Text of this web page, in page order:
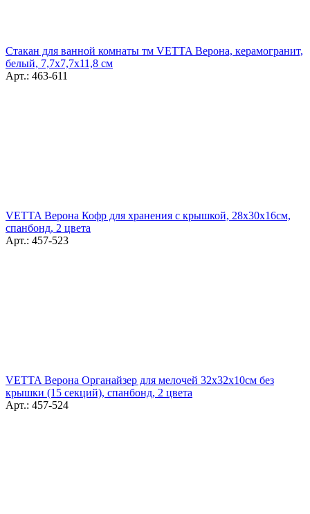
Стакан для ванной комнаты тм VETTA Верона, керамогранит,
белый, 7,7x7,7x11,8 см
Арт.: 463-611
VETTA Верона Кофр для хранения с крышкой, 28х30х16см,
спанбонд, 2 цвета
Арт.: 457-523
VETTA Верона Органайзер для мелочей 32х32х10см без
крышки (15 секций), спанбонд, 2 цвета
Арт.: 457-524